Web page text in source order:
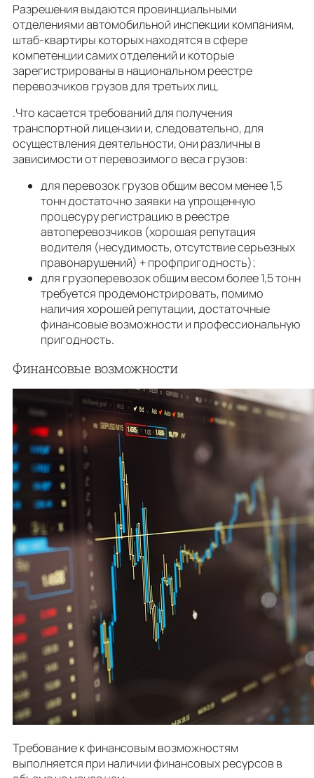
Разрешения выдаются провинциальными
отделениями автомобильной инспекции компаниям,
штаб-квартиры которых находятся в сфере
компетенции самих отделений и которые
зарегистрированы в национальном реестре
перевозчиков грузов для третьих лиц.
.Что касается требований для получения
транспортной лицензии и, следовательно, для
осуществления деятельности, они различны в
зависимости от перевозимого веса грузов:
для перевозок грузов общим весом менее 1,5
тонн достаточно заявки на упрощенную
процесуру регистрацию в реестре
автоперевозчиков (хорошая репутация
водителя (несудимость, отсутствие серьезных
правонарушений) + профпригодность);
для грузоперевозок общим весом более 1,5 тонн
требуется продемонстрировать, помимо
наличия хорошей репутации, достаточные
финансовые возможности и профессиональную
пригодность.
Финансовые возможности
Требование к финансовым возможностям
выполняется при наличии финансовых ресурсов в